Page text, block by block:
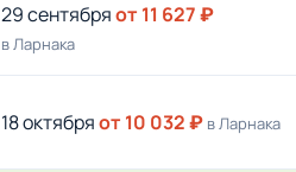
29 сентябряот 11 627 ₽
в Ларнака
18 октябряот 10 032 ₽ в Ларнака